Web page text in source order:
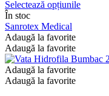
de
prețuri:
2,36 lei
până
la
4,70 lei
Selectează opțiunileAcest
variații.
În stoc
Sanrotex Medical
Adaugă la favorite
Adaugă la favorite
Adaugă la favorite
Adaugă la favorite